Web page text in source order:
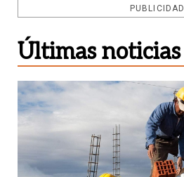
PUBLICIDAD
Últimas noticias